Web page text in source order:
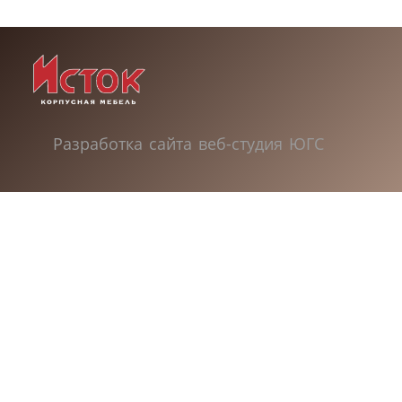
Разработка сайта веб-студия ЮГС